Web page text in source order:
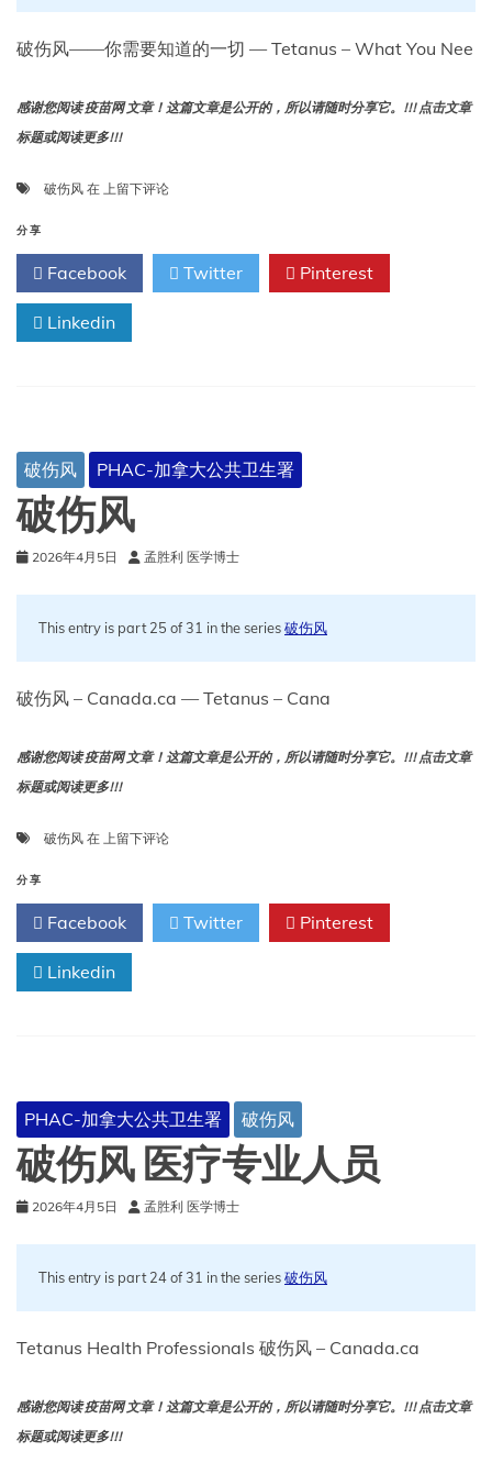
破伤风——你需要知道的一切 — Tetanus – What You Nee
感谢您阅读 疫苗网 文章！这篇文章是公开的，所以请随时分享它。!!! 点击文章
标题或阅读更多!!!
破伤风 在 破
——
你
需
要
知
上留下评论
分享
Facebook Twitter Pinterest
Linkedin
破伤风 PHAC-加拿大公共卫生署
破伤风
2026年4月5日 孟胜利 医学博士
This entry is part 25 of 31 in the series破伤风
破伤风 – Canada.ca — Tetanus – Cana
感谢您阅读 疫苗网 文章！这篇文章是公开的，所以请随时分享它。!!! 点击文章
标题或阅读更多!!!
破伤风 在 破
上留下评论
分享
Facebook Twitter Pinterest
Linkedin
PHAC-加拿大公共卫生署 破伤风
破伤风 医疗专业人员
2026年4月5日 孟胜利 医学博士
This entry is part 24 of 31 in the series破伤风
Tetanus Health Professionals 破伤风 – Canada.ca
感谢您阅读 疫苗网 文章！这篇文章是公开的，所以请随时分享它。!!! 点击文章
标题或阅读更多!!!